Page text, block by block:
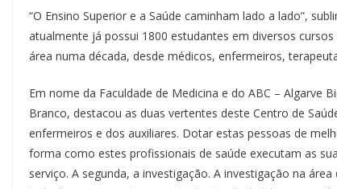
“O Ensino Superior e a Saúde caminham lado a lado”,
atualmente já possui 1800 estudantes em diversos
área numa década, desde médicos, enfermeiros,
Em nome da Faculdade de Medicina e do ABC – Algarve
Branco, destacou as duas vertentes deste Centro de
enfermeiros e dos auxiliares. Dotar estas pessoas de
forma como estes profissionais de saúde executam as
serviço. A segunda, a investigação. A investigação na